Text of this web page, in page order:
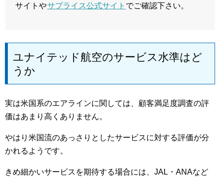
サイトやサプライス公式サイト でご確認下さい。
ユナイテッド航空のサービス水準はど
うか
実は米国系のエアラインに関しては、顧客満足度調査の評
価はあまり高くありません。
やはり米国流のあっさりとしたサービスに対する評価が分
かれるようです。
きめ細かいサービスを期待する場合には、JAL・ANAなど